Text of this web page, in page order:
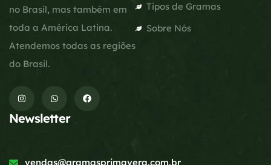
no Brasil, mas também em
toda a América Latina.
Atendemos todas as regiões
do Brasil.
Tipos de Gramas
Sobre Nós
Newsletter
vendas@gramasprimavera.com.br